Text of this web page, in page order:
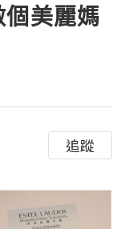
美麗媽
追蹤